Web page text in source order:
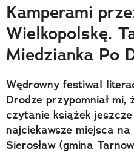
Trendbook Podróżniczy
Polecane
Kamperami
Wielkopolskę.
Miedzianka Po
Wędrowny festiwal
Drodze przypomniał mi,
czytanie książek
najciekawsze miejsca
Sierosław (gmina